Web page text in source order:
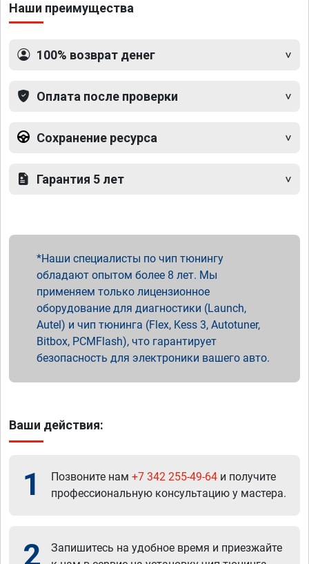
Наши преимущества
100% возврат денег
Оплата после проверки
Сохранение ресурса
Гарантия 5 лет
Наши специалисты по чип тюнингу
обладают опытом более 8 лет. Мы
применяем только лицензионное
оборудование для диагностики (Launch,
Autel) и чип тюнинга (Flex, Kess 3, Autotuner,
Bitbox, PCMFlash), что гарантирует
безопасность для электроники вашего авто.
Ваши действия:
1 Позвоните нам +7 342 255-49-64 и получите
профессиональную консультацию у мастера.
2
Запишитесь на удобное время и приезжайте